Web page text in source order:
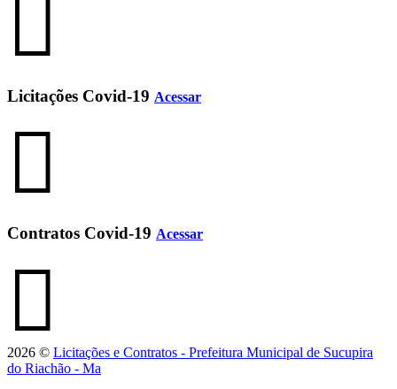
Licitações Covid-19 Acessar
Contratos Covid-19 Acessar
2026 © Licitações e Contratos - Prefeitura Municipal de Sucupira
do Riachão - Ma